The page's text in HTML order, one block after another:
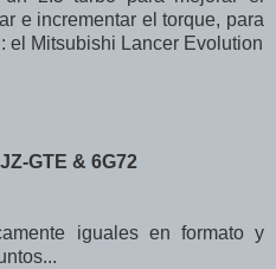
e incrementar el torque, para
el Mitsubishi Lancer Evolution
GTE & 6G72
iguales en formato y